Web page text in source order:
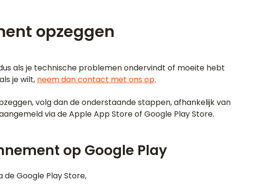
opzeggen
als je technische problemen ondervindt of moeite hebt
je wilt, neem dan contact met ons op.
volg dan de onderstaande stappen, afhankelijk van
via de Apple App Store of Google Play Store.
op Google Play
de Google Play Store,